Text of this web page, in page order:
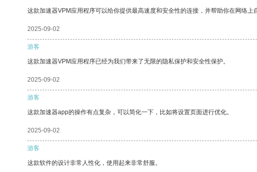
这款加速器VPM应用程序可以给你提供最高速度和安全性的连接，并帮助你在网络上
2025-09-02
游客
这款加速器VPM应用程序已经为我们带来了无限的隐私保护和安全性保护。
2025-09-02
游客
这款加速器app的操作有点复杂，可以简化一下，比如将设置页面进行优化。
2025-09-02
游客
这款软件的设计非常人性化，使用起来非常舒服。